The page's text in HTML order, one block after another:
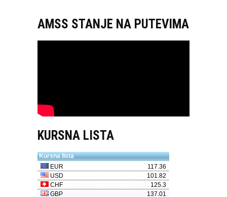
AMSS STANJE NA PUTEVIMA
KURSNA LISTA